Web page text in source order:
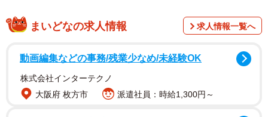
まいどなの求人情報 求人情報一覧へ
動画編集などの事務/残業少なめ/未経験OK
株式会社インターテクノ
大阪府 枚方市
派遣社員：時給1,300円～